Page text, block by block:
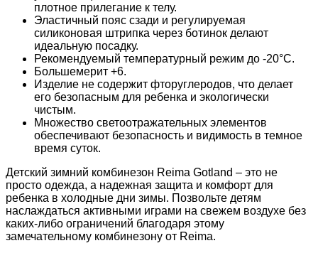
плотное прилегание к телу.
Эластичный пояс сзади и регулируемая
силиконовая штрипка через ботинок делают
идеальную посадку.
Рекомендуемый температурный режим до -20°C.
Большемерит +6.
Изделие не содержит фторуглеродов, что делает
его безопасным для ребенка и экологически
чистым.
Множество светоотражательных элементов
обеспечивают безопасность и видимость в темное
время суток.
Детский зимний комбинезон Reima Gotland – это не
просто одежда, а надежная защита и комфорт для
ребенка в холодные дни зимы. Позвольте детям
наслаждаться активными играми на свежем воздухе без
каких-либо ограничений благодаря этому
замечательному комбинезону от Reima.